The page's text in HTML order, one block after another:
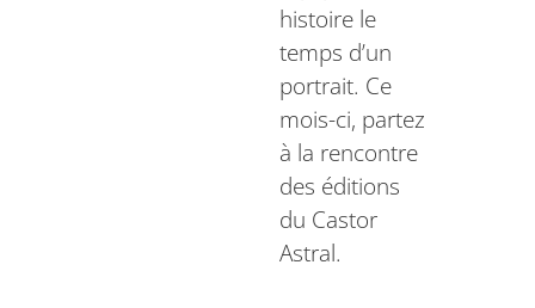
histoire le
temps d’un
portrait. Ce
mois-ci, partez
à la rencontre
des éditions
du Castor
Astral.